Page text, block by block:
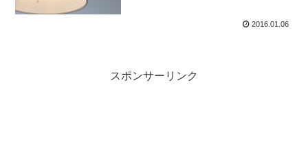
2016.01.06
スポンサーリンク